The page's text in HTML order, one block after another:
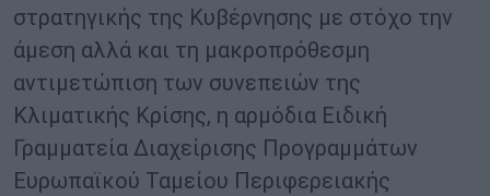
στρατηγικής της Κυβέρνησης με στόχο την
άμεση αλλά και τη μακροπρόθεσμη
αντιμετώπιση των συνεπειών της
Κλιματικής Κρίσης, η αρμόδια Ειδική
Γραμματεία Διαχείρισης Προγραμμάτων
Ευρωπαϊκού Ταμείου Περιφερειακής